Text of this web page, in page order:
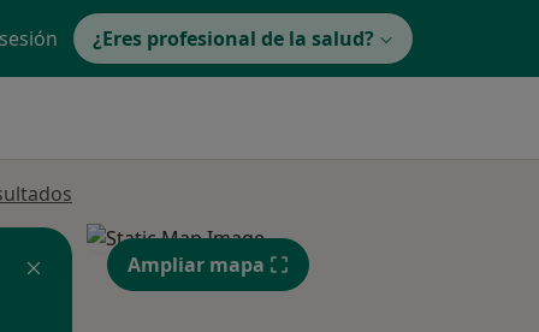
¿Eres profesional de la salud?
Ampliar mapa